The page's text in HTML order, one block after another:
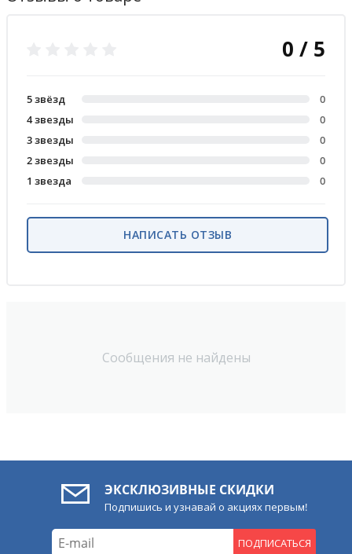
Сообщения не найдены
0 / 5
5 звёзд
0
4 звезды
0
3 звезды
0
2 звезды
0
1 звезда
0
НАПИСАТЬ ОТЗЫВ
ЭКСКЛЮЗИВНЫЕ СКИДКИ
Подпишись и узнавай о акциях первым!
ПОДПИСАТЬСЯ